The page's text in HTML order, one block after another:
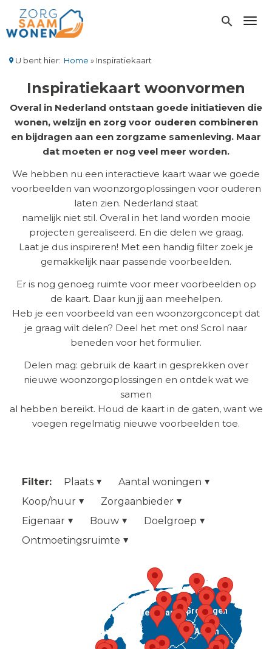
naar
de
gaan
search
U bent hier: Home Inspiratiekaart
Inspiratiekaart woonvormen
Overal in Nederland ontstaan goede initiatieven die
wonen, welzijn en zorg voor ouderen combineren
en bijdragen aan een zorgzame samenleving. Maar
dat moeten er nog veel meer worden.
We hebben nu een interactieve kaart waar we goede
voorbeelden van woonzorgoplossingen voor ouderen
laten zien. Nederland staat
namelijk niet stil. Overal in het land worden mooie
projecten gerealiseerd. En die delen we graag.
Laat je dus inspireren! Met een handig filter zoek je
gemakkelijk naar passende voorbeelden.
Er is nog genoeg ruimte voor meer voorbeelden op
de kaart. Daar kun jij aan meehelpen.
Heb je een voorbeeld van een woonzorgconcept dat
je graag wilt delen? Deel het met ons! Scrol naar
beneden voor het formulier.
Delen mag: gebruik de kaart in gesprekken over
nieuwe woonzorgoplossingen en ontdek wat we
samen
al hebben bereikt. Houd de kaart in de gaten, want we
voegen regelmatig nieuwe voorbeelden toe.